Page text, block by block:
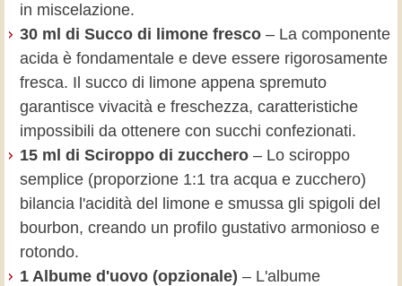
in miscelazione.
30 ml di Succo di limone fresco – La componente
acida è fondamentale e deve essere rigorosamente
fresca. Il succo di limone appena spremuto
garantisce vivacità e freschezza, caratteristiche
impossibili da ottenere con succhi confezionati.
15 ml di Sciroppo di zucchero – Lo sciroppo
semplice (proporzione 1:1 tra acqua e zucchero)
bilancia l'acidità del limone e smussa gli spigoli del
bourbon, creando un profilo gustativo armonioso e
rotondo.
1 Albume d'uovo (opzionale) – L'albume